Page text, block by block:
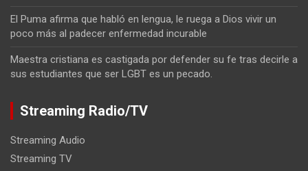
El Puma afirma que habló en lengua, le ruega a Dios vivir un
poco más al padecer enfermedad incurable
Maestra cristiana es castigada por defender su fe tras decirle a
sus estudiantes que ser LGBT es un pecado.
Streaming Radio/TV
Streaming Audio
Streaming TV